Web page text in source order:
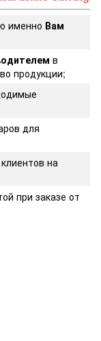
именно Вам
в
продукции;
для
на
при заказе от